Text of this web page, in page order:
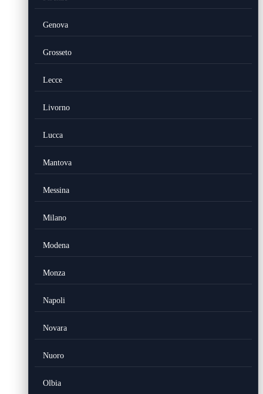
Genova
Grosseto
Lecce
Livorno
Lucca
Mantova
Messina
Milano
Modena
Monza
Napoli
Novara
Nuoro
Olbia